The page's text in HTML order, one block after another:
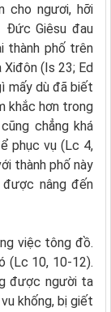
cho ngươi, hỡi
Đức Giêsu đau
thành phố trên
(Is 23; Ed
mấy dù đã biết
khắc hơn trong
chẳng khá
phục vụ (Lc 4,
thành phố này
nâng đến
việc tông đồ.
(Lc 10, 10-12).
được người ta
khống, bị giết